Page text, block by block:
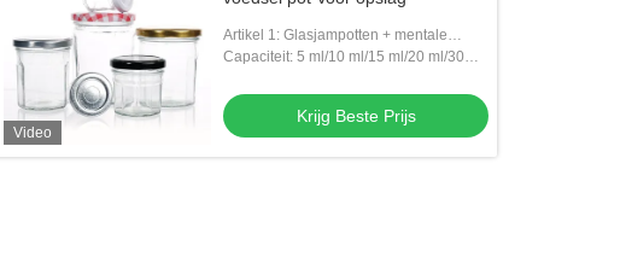
Video
Artikel 1: Glasjampotten + mentale
deksels
Capaciteit: 5 ml/10 ml/15 ml/20 ml/30
Krijg Beste Prijs